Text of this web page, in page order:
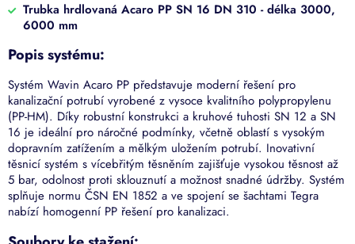
Trubka hrdlovaná Acaro PP SN 16 DN 310 - délka 3000,
6000 mm
Popis systému:
Systém Wavin Acaro PP představuje moderní řešení pro
kanalizační potrubí vyrobené z vysoce kvalitního polypropylenu
(PP-HM). Díky robustní konstrukci a kruhové tuhosti SN 12 a SN
16 je ideální pro náročné podmínky, včetně oblastí s vysokým
dopravním zatížením a mělkým uložením potrubí. Inovativní
těsnicí systém s vícebřitým těsněním zajišťuje vysokou těsnost až
5 bar, odolnost proti sklouznutí a možnost snadné údržby. Systém
splňuje normu ČSN EN 1852 a ve spojení se šachtami Tegra
nabízí homogenní PP řešení pro kanalizaci.